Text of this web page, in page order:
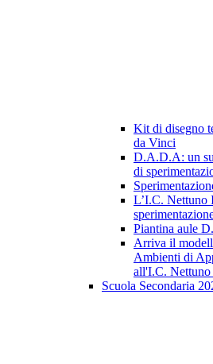
Kit di disegno
da Vinci
D.A.D.A: un
di
L’I.C. Nettuno
Piantina aule
Arriva il
Ambienti di
all'I.C.
Scuola Secondaria